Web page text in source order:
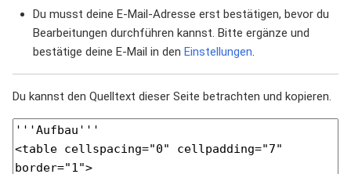
Du musst deine E-Mail-Adresse erst bestätigen, bevor du
Bearbeitungen durchführen kannst. Bitte ergänze und
bestätige deine E-Mail in den Einstellungen.
Du kannst den Quelltext dieser Seite betrachten und kopieren.